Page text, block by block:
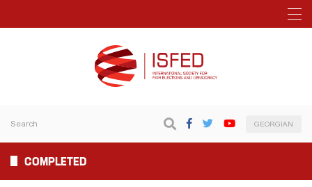
GEORGIAN
COMPLETED